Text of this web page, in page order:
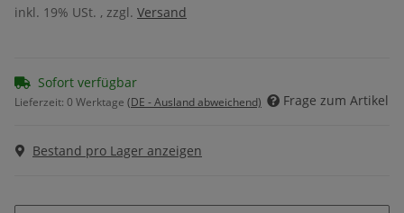
inkl. 19% USt. , zzgl. Versand
Sofort verfügbar
Lieferzeit: 0 Werktage (DE - Ausland abweichend) Frage zum Artikel
Bestand pro Lager anzeigen